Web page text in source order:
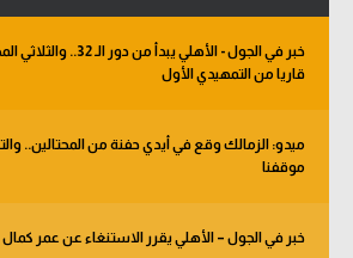
خبر في الجول - الأهلي يبدأ من
قاريا من التمهيدي الأول
ميدو: الزمالك وقع في أيدي حفنة من المحتالين..
موقفنا
خبر في الجول – الأهلي يقرر الاستنغاء عن عمر كمال